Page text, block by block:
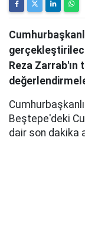
Reza Zarrab'ın
Beştepe'deki
dair son dakika